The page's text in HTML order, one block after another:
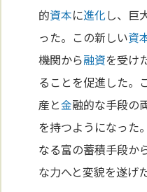
的資本に進化し、巨
った。この新しい資
機関から融資を受け
ることを促進した。
産と金融的な手段の
を持つようになった
なる富の蓄積手段か
な力へと変貌を遂げ